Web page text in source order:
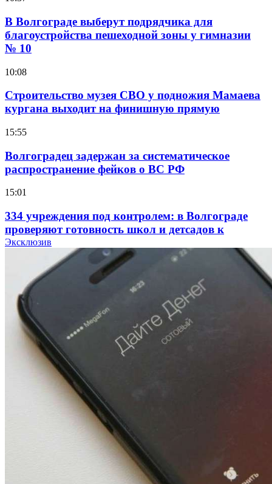
В Волгограде выберут подрядчика для
благоустройства пешеходной зоны у гимназии
№ 10
10:08
Строительство музея СВО у подножия Мамаева
кургана выходит на финишную прямую
15:55
Волгоградец задержан за систематическое
распространение фейков о ВС РФ
15:01
334 учреждения под контролем: в Волгограде
проверяют готовность школ и детсадов к
учебному году
Покушение на убийство в Волгограде: девушка
напала на незнакомую женщину с ножом
12:39
Сладкий праздник в Волгограде: в Центральном
парке прошёл фестиваль „Арбузный переполох“
Волгоградские компании нарастили экспорт:
заключены контракты на 3,6 млн долларов
Эксклюзив